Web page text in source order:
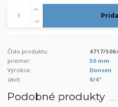
Číslo produktu:
4717/
priemer:
50 mm
Výrobca:
Donsen
závit:
6/4"
Podobné produkty